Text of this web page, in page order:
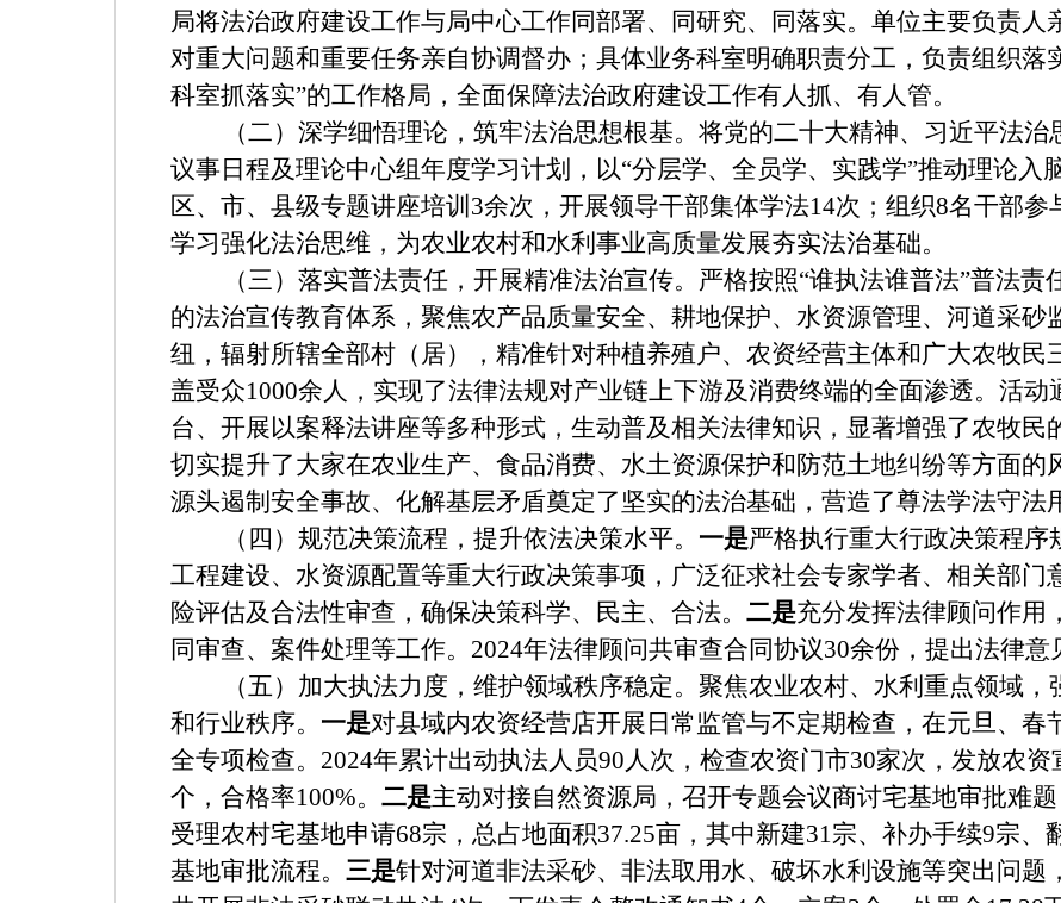
局将法治政府建设工作与局中心工作同部署、同研究、同落实。单位主要负责人
对重大问题和重要任务亲自协调督办；具体业务科室明确职责分工，负责组织落
科室抓落实”的工作格局，全面保障法治政府建设工作有人抓、有人管。
（二）深学细悟理论，筑牢法治思想根基。将党的二十大精神、习近平法治
议事日程及理论中心组年度学习计划，以“分层学、全员学、实践学”推动理论入
区、市、县级专题讲座培训 3余次，开展领导干部集体学法14次；组织8名干部
学习强化法治思维，为农业农村和水利事业高质量发展夯实法治基础。
（三）落实普法责任，开展精准法治宣传。 严格按照“谁执法谁普法”普法
的法治宣传教育体系，聚焦农产品质量安全、耕地保护、水资源管理、河道采砂
纽，辐射所辖全部村（居），精准针对种植养殖户、农资经营主体和广大农牧民
盖受众1000余人，实现了法律法规对产业链上下游及消费终端的全面渗透。活
台、开展以案释法讲座等多种形式，生动普及相关法律知识，显著增强了农牧民
切实提升了大家在农业生产、食品消费、水土资源保护和防范土地纠纷等方面的
源头遏制安全事故、化解基层矛盾奠定了坚实的法治基础，营造了尊法学法守法
（四）规范决策流程，提升依法决策水平。 一是严格执行重大行政决策程序
工程建设、水资源配置等重大行政决策事项，广泛征求社会专家学者、相关部门
险评估及合法性审查，确保决策科学、民主、合法。二是充分发挥法律顾问作用
同审查、案件处理等工作。2024年法律顾问共审查合同协议30余份，提出法律意
（五）加大执法力度，维护领域秩序稳定。 聚焦农业农村、水利重点领域
和行业秩序。 一是对县域内农资经营店开展日常监管与不定期检查，在元旦、春
全专项检查。2024年累计出动执法人员90人次，检查农资门市30家次，发放农
个，合格率100%。二是主动对接自然资源局，召开专题会议商讨宅基地审批难
受理农村宅基地申请68宗，总占地面积37.25亩，其中新建31宗、补办手续9宗、
基地审批流程。三是针对河道非法采砂、非法取用水、破坏水利设施等突出问题